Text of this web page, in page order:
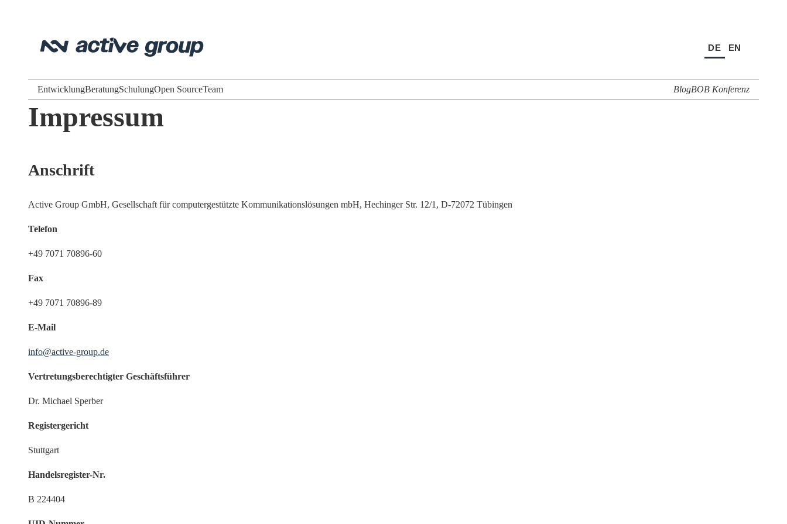
DE EN
EntwicklungBeratungSchulungOpen SourceTeam BlogBOB Konferenz
Impressum
Anschrift
Active Group GmbH, Gesellschaft für computergestützte Kommunikationslösungen mbH, Hechinger Str. 12/1, D-72072 Tübingen
Telefon
+49 7071 70896-60
Fax
+49 7071 70896-89
E-Mail
info@active-group.de
Vertretungsberechtigter Geschäftsführer
Dr. Michael Sperber
Registergericht
Stuttgart
Handelsregister-Nr.
B 224404